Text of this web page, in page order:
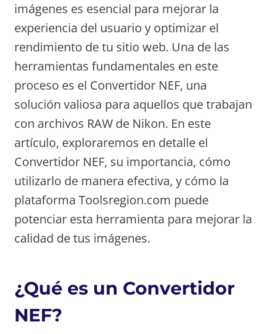
imágenes es esencial para mejorar la
experiencia del usuario y optimizar el
rendimiento de tu sitio web. Una de las
herramientas fundamentales en este
proceso es el Convertidor NEF, una
solución valiosa para aquellos que trabajan
con archivos RAW de Nikon. En este
artículo, exploraremos en detalle el
Convertidor NEF, su importancia, cómo
utilizarlo de manera efectiva, y cómo la
plataforma Toolsregion.com puede
potenciar esta herramienta para mejorar la
calidad de tus imágenes.
¿Qué es un Convertidor
NEF?